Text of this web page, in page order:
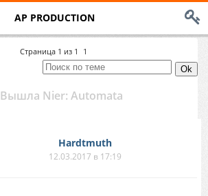
AP PRODUCTION
Страница 1 из 1 1
Вышла Nier: Automata
Hardtmuth
12.03.2017 в 17:19